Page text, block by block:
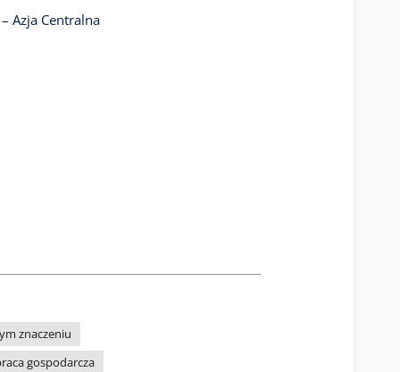
Azja Centralna
znaczeniu
gospodarcza